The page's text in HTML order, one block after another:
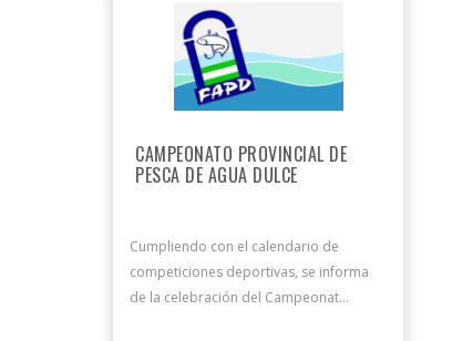
CAMPEONATO PROVINCIAL DE
PESCA DE AGUA DULCE
Cumpliendo con el calendario de
competiciones deportivas, se informa
de la celebración del Campeonat...